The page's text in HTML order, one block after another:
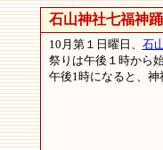
石山神社七福神踊
10月第１日曜日、 石
祭りは午後１時から
午後1時になると、